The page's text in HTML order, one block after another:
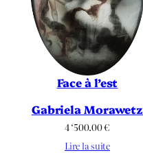
Face à l’est
Gabriela Morawetz
4 ‘500.00€
Lire la suite